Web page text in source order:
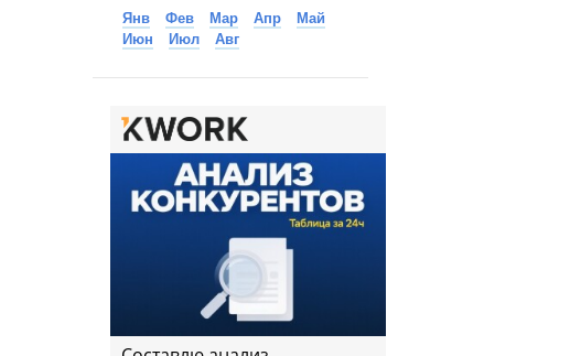
Янв Фев Мар Апр
Май
Июн
Июл Авг